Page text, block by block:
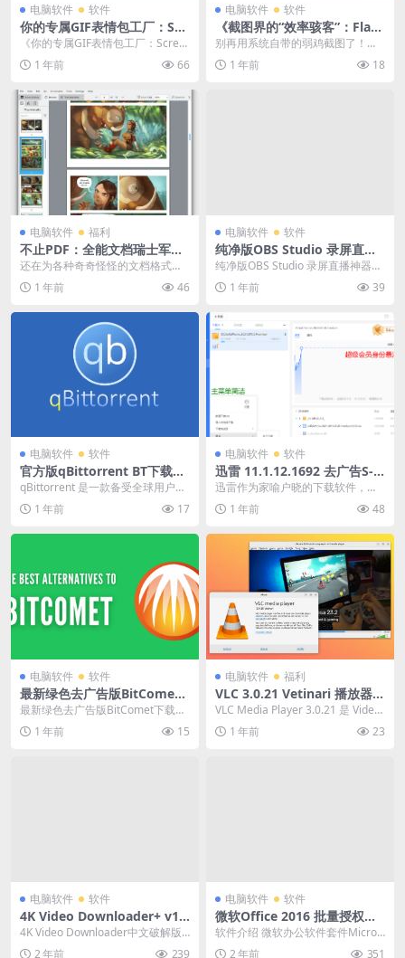
电脑软件 软件
你的专属GIF表情包工厂：Scr
eenToGif，从录屏到编辑一站
搞定 中文纯净版下载
《你的专属GIF表情包工厂：Scree
nToGif，从录屏到编辑一站搞定》
&n...1 年前 66
电脑软件 软件
《截图界的“效率骇客”：Flam
eshot，让你的每一次截屏都
快人一步》纯净 下载夸克网盘
别再用系统自带的弱鸡截图了！在
这个“一图胜千言”的时代，截图的效
率就是沟通的效率...
1 年前 18
电脑软件 福利
不止PDF：全能文档瑞士军刀
Okular，让你告别格式焦虑
还在为各种奇奇怪怪的文档格式发
愁吗？工作中收到的djvu文件、网
上下载的epub...
1 年前 46
电脑软件 软件
纯净版OBS Studio 录屏直播
神器夸克网盘
纯净版OBS Studio 录屏直播神器夸
克网盘 OBS Stud...
1 年前 39
电脑软件 软件
官方版qBittorrent BT下载工
具夸克网盘
qBittorrent 是一款备受全球用户推
崇的开源、免费且无广告的BT下载
客户...1 年前 17
电脑软件 软件
迅雷 11.1.12.1692 去广告S-I
P-色精简最终版夸克网盘
迅雷作为家喻户晓的下载软件，其
强大的P2P加速技术深入人心。但
官方版的广告和冗余...
1 年前 48
电脑软件 软件
最新绿色去广告版BitComet
下载夸克网盘
最新绿色去广告版BitComet下载夸
克网盘 BitComet（比...
1 年前 15
电脑软件 福利
VLC 3.0.21 Vetinari 播放器绿
色下载夸克网盘
VLC Media Player 3.0.21 是 Video
LAN 团队 “V...
1 年前 23
电脑软件 软件
4K Video Downloader+ v1.
5.0.0071破解版下载
4K Video Downloader中文破解版
(4K视频下载器)是一款哔哩哔哩...
2 年前 239
电脑软件 软件
微软Office 2016 批量授权版
绿色免费下载
软件介绍 微软办公软件套件Micros
oft Office 2016 专业增强版...
2 年前 351